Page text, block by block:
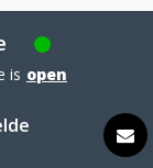
is open